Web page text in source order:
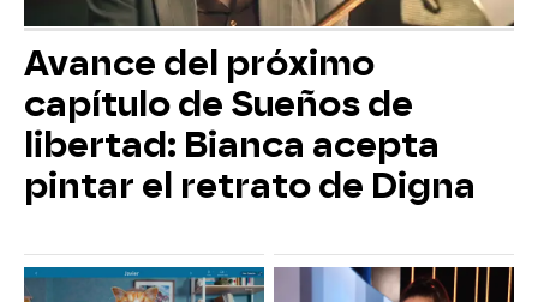
Avance del próximo
capítulo de Sueños de
libertad: Bianca acepta
pintar el retrato de Digna